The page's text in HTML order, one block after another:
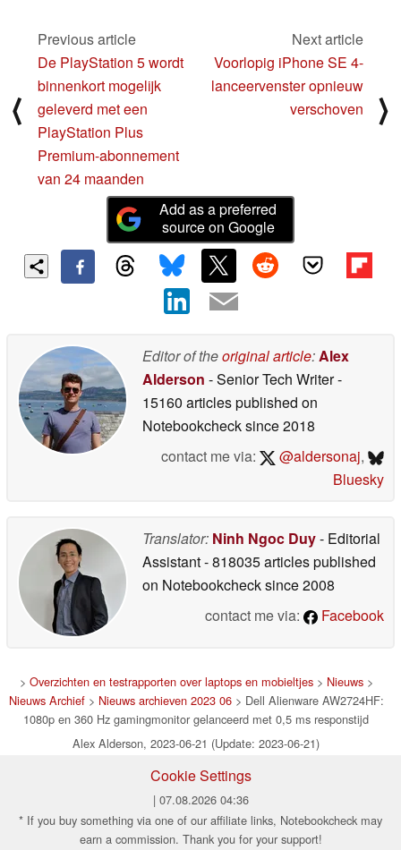
⟨
Previous article
De PlayStation 5 wordt
binnenkort mogelijk
geleverd met een
PlayStation Plus
Premium-abonnement
van 24 maanden
Next article
Voorlopig iPhone SE 4-
lanceervenster opnieuw
verschoven
⟩
Add as a preferred
source on Google
Editor of theoriginal article:Alex
Alderson - Senior Tech Writer-
15160 articles published on
Notebookchecksince 2018
contact me via:
@aldersonaj,
Bluesky
Translator: Ninh Ngoc Duy- Editorial
Assistant- 818035 articles published
on Notebookchecksince 2008
contact me via:
Facebook
> Overzichten en testrapporten over laptops en mobieltjes> Nieuws>
Nieuws Archief> Nieuws archieven 2023 06> Dell Alienware AW2724HF:
1080p en 360 Hz gamingmonitor gelanceerd met 0,5 ms responstijd
Alex Alderson, 2023-06-21 (Update: 2023-06-21)
Cookie Settings
| 07.08.2026 04:36
* If you buy something via one of our affiliate links, Notebookcheck may
earn a commission. Thank you for your support!